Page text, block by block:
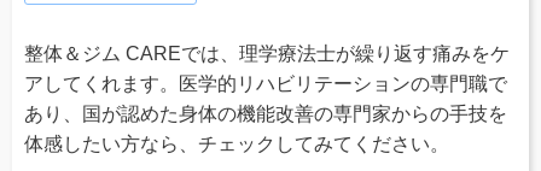
整体＆ジム CAREでは、理学療法士が繰り返す痛みをケ
アしてくれます。医学的リハビリテーションの専門職で
あり、国が認めた身体の機能改善の専門家からの手技を
体感したい方なら、チェックしてみてください。